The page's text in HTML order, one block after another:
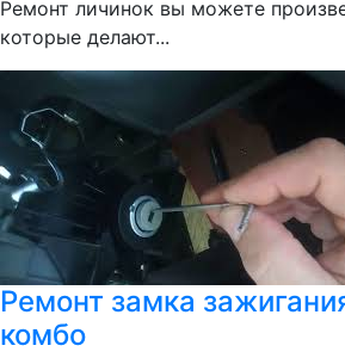
Ремонт личинок вы можете
которые делают...
Ремонт замка
комбо